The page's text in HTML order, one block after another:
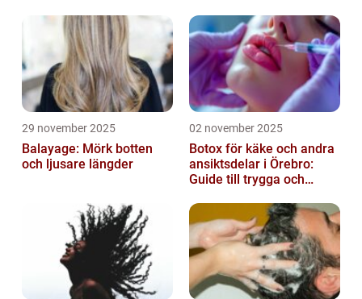
29 november 2025
Balayage: Mörk botten
och ljusare längder
02 november 2025
Botox för käke och andra
ansiktsdelar i Örebro:
Guide till trygga och